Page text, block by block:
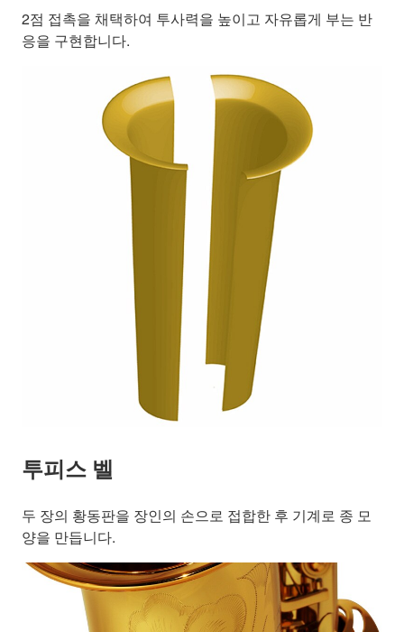
2점 접촉을 채택하여 투사력을 높이고 자유롭게 부는 반
응을 구현합니다.
투피스 벨
두 장의 황동판을 장인의 손으로 접합한 후 기계로 종 모
양을 만듭니다.